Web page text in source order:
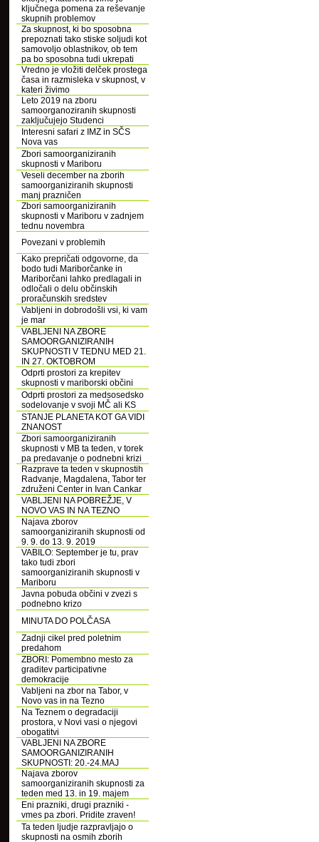
ključnega pomena za reševanje
skupnih problemov
Za skupnost, ki bo sposobna
prepoznati tako stiske soljudi kot
samovoljo oblastnikov, ob tem
pa bo sposobna tudi ukrepati
Vredno je vložiti delček prostega
časa in razmisleka v skupnost, v
kateri živimo
Leto 2019 na zboru
samoorganoziranih skupnosti
zaključujejo Studenci
Interesni safari z IMZ in SČS
Nova vas
Zbori samoorganiziranih
skupnosti v Mariboru
Veseli december na zborih
samoorganiziranih skupnosti
manj prazničen
Zbori samoorganiziranih
skupnosti v Mariboru v zadnjem
tednu novembra
Povezani v problemih
Kako prepričati odgovorne, da
bodo tudi Mariborčanke in
Mariborčani lahko predlagali in
odločali o delu občinskih
proračunskih sredstev
Vabljeni in dobrodošli vsi, ki vam
je mar
VABLJENI NA ZBORE
SAMOORGANIZIRANIH
SKUPNOSTI V TEDNU MED 21.
IN 27. OKTOBROM
Odprti prostori za krepitev
skupnosti v mariborski občini
Odprti prostori za medsosedsko
sodelovanje v svoji MČ ali KS
STANJE PLANETA KOT GA VIDI
ZNANOST
Zbori samoorganiziranih
skupnosti v MB ta teden, v torek
pa predavanje o podnebni krizi
Razprave ta teden v skupnostih
Radvanje, Magdalena, Tabor ter
združeni Center in Ivan Cankar
VABLJENI NA POBREŽJE, V
NOVO VAS IN NA TEZNO
Najava zborov
samoorganiziranih skupnosti od
9. 9. do 13. 9. 2019
VABILO: September je tu, prav
tako tudi zbori
samoorganiziranih skupnosti v
Mariboru
Javna pobuda občini v zvezi s
podnebno krizo
MINUTA DO POLČASA
Zadnji cikel pred poletnim
predahom
ZBORI: Pomembno mesto za
graditev participativne
demokracije
Vabljeni na zbor na Tabor, v
Novo vas in na Tezno
Na Teznem o degradaciji
prostora, v Novi vasi o njegovi
obogatitvi
VABLJENI NA ZBORE
SAMOORGANIZIRANIH
SKUPNOSTI: 20.-24.MAJ
Najava zborov
samoorganiziranih skupnosti za
teden med 13. in 19. majem
Eni prazniki, drugi prazniki -
vmes pa zbori. Pridite zraven!
Ta teden ljudje razpravljajo o
skupnosti na osmih zborih